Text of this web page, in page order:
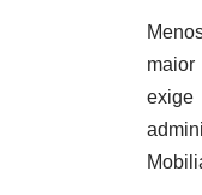
maior
exige